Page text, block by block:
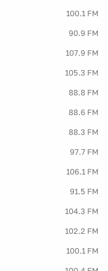
100.1 FM
90.9 FM
107.9 FM
105.3 FM
88.8 FM
88.6 FM
88.3 FM
97.7 FM
106.1 FM
91.5 FM
104.3 FM
102.2 FM
100.1 FM